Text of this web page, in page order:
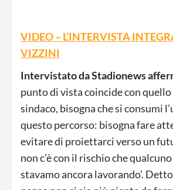
VIDEO – L’INTERVISTA
VIZZINI
Intervistato da Stadionews
punto di vista coincide con quello
sindaco, bisogna che si consumi
questo percorso: bisogna fare
evitare di proiettarci verso un
non c’è con il rischio che qualcuno
stavamo ancora lavorando’.